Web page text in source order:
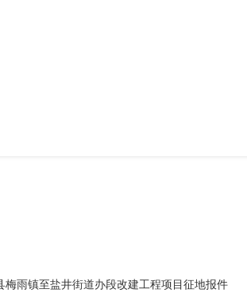
梅雨镇至盐井街道办段改建工程项目征地报件